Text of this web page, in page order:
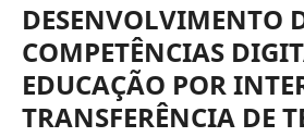
DESENVOLVIMENTO
COMPETÊNCIAS
EDUCAÇÃO POR
TRANSFERÊNCIA DE